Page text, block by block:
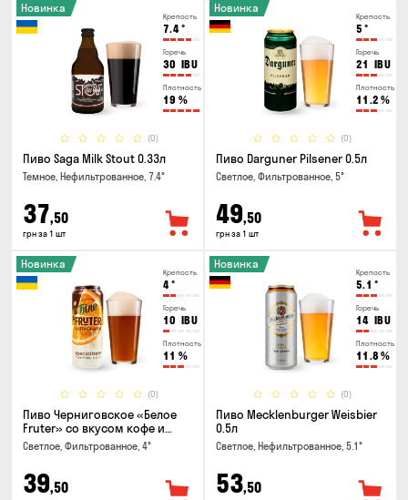
Крепость
7.4°
Горечь
30 IBU
Плотность
19 %
(0)
Новинка
Пиво Saga Milk Stout 0.33л
Темное, Нефильтрованное, 7.4°
37,50
грн за 1 шт
Крепость
5 °
Горечь
21 IBU
Плотность
11.2 %
(0)
Новинка
Пиво Darguner Pilsener 0.5л
Светлое, Фильтрованное, 5°
49,50
грн за 1 шт
Крепость
4°
Горечь
10 IBU
Плотность
11 %
(0)
Новинка
Пиво Черниговское «Белое
Fruter» со вкусом кофе и
апельсина 0.5 л
Светлое, Фильтрованное, 4°
39,50
Крепость
5.1 °
Горечь
14 IBU
Плотность
11.8 %
(0)
Новинка
Пиво Mecklenburger Weisbier
0.5л
Светлое, Нефильтрованное, 5.1°
53,50